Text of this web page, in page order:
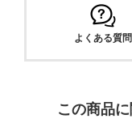
よくある質問
この商品